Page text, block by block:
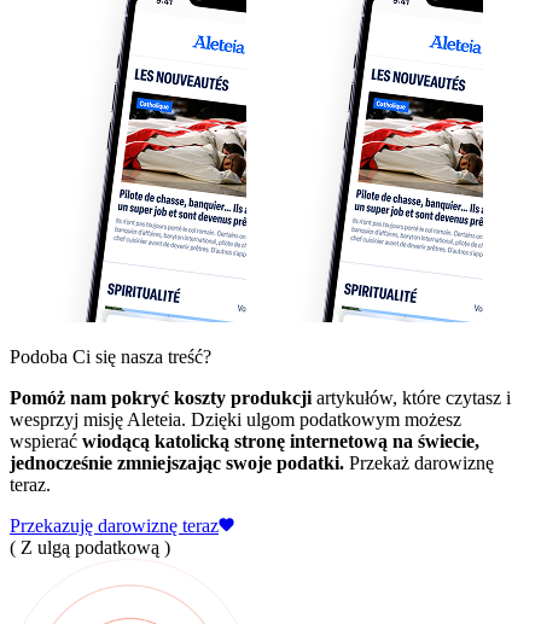
Podoba Ci się nasza treść?
Pomóż nam pokryć koszty produkcji artykułów, które czytasz i
wesprzyj misję Aleteia. Dzięki ulgom podatkowym możesz
wspierać wiodącą katolicką stronę internetową na świecie,
jednocześnie zmniejszając swoje podatki. Przekaż darowiznę
teraz.
Przekazuję darowiznę teraz
( Z ulgą podatkową )